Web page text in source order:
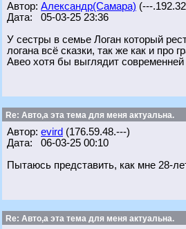
Автор: Александр(Самара) (---
Дата: 05-03-25 23:36
У сестры в семье Логан который
логана всё сказки, так же как и про
Авео хотя бы выглядит современней
Re: Авто,а эта тема для меня актуальна.
Автор: evird (176.59.48.---)
Дата: 06-03-25 00:10
Пытаюсь представить, как мне 28-
Re: Авто,а эта тема для меня актуальна.